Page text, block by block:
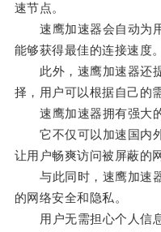
速节点。
速鹰加速器会自动为用
能够获得最佳的连接速度。
此外，速鹰加速器还提
择，用户可以根据自己的
速鹰加速器拥有强大的
它不仅可以加速国内外
让用户畅爽访问被屏蔽的
与此同时，速鹰加速器
的网络安全和隐私。
用户无需担心个人信息